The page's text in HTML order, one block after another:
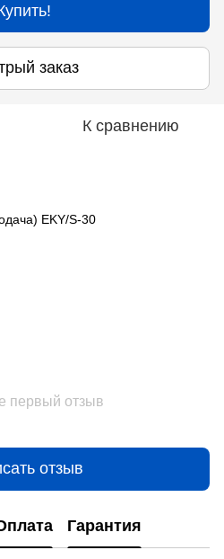
заказ
К сравнению
EKY/S-30
первый отзыв
отзыв
Гарантия